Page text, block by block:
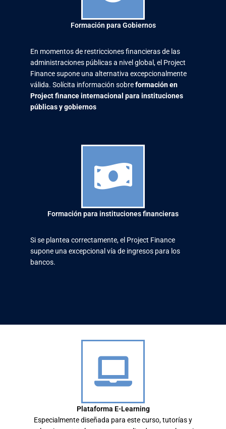
Formación para Gobiernos
En momentos de restricciones financieras de las
administraciones públicas a nivel global, el Project
Finance supone una alternativa excepcionalmente
válida. Solícita información sobreformación en
Project finance internacional para instituciones
públicas y gobiernos
Formación para instituciones financieras
Si se plantea correctamente, el Project Finance
supone una excepcional vía de ingresos para los
bancos.
Plataforma E-Learning
Especialmente diseñada para este curso, tutorías y